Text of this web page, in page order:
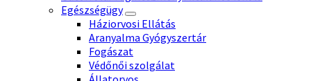
Egészségügy
Háziorvosi Ellátás
Aranyalma Gyógyszertár
Fogászat
Védőnői szolgálat